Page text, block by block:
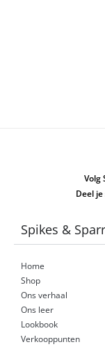
Volg
Deel
Spikes &
Home
Shop
Ons verhaal
Ons leer
Lookbook
Verkooppunten